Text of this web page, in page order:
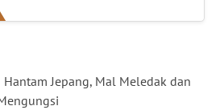
Hantam Jepang, Mal Meledak dan